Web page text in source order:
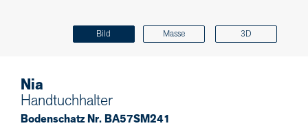
Bild Masse 3D
Nia
Handtuchhalter
Bodenschatz Nr. BA57SM241